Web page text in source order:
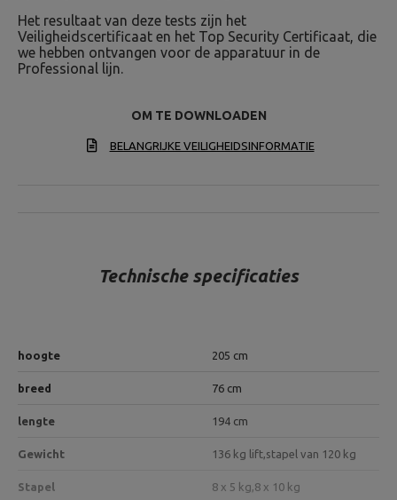
Het resultaat van deze tests zijn het
Veiligheidscertificaat en het Top Security Certificaat, die
we hebben ontvangen voor de apparatuur in de
Professional lijn.
OM TE DOWNLOADEN
BELANGRIJKE VEILIGHEIDSINFORMATIE
Technische specificaties
hoogte 205 cm
breed 76 cm
lengte 194 cm
Gewicht 136 kg lift,stapel van 120 kg
Stapel 8 x 5 kg,8 x 10 kg